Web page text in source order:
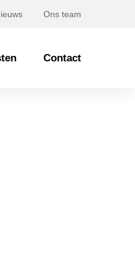
Ons team
Contact